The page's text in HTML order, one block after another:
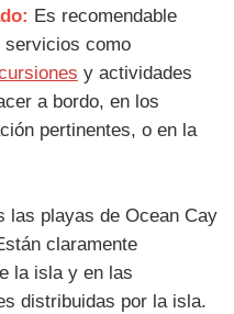
Es recomendable
servicios como
y actividades
a bordo, en los
pertinentes, o en la
las playas de Ocean Cay
claramente
la isla y en las
distribuidas por la isla.